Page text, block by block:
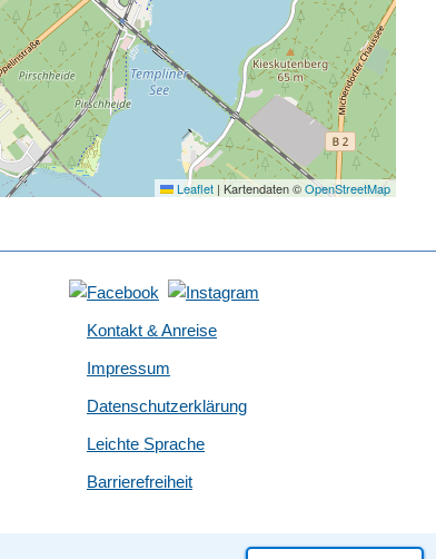
Leaflet | Kartendaten ©OpenStreetMap
Kontakt & Anreise
Impressum
Datenschutzerklärung
Leichte Sprache
Barrierefreiheit